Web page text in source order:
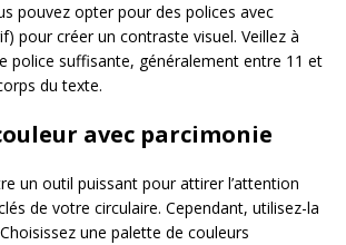
pouvez opter pour des polices avec
pour créer un contraste visuel. Veillez à
police suffisante, généralement entre 11 et
du texte.
avec parcimonie
un outil puissant pour attirer l’attention
de votre circulaire. Cependant, utilisez-la
une palette de couleurs